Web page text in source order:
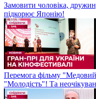
Замовити чоловіка,
підкорює Японію!
Перемога фільму "Медовий
"Молодість"! Та